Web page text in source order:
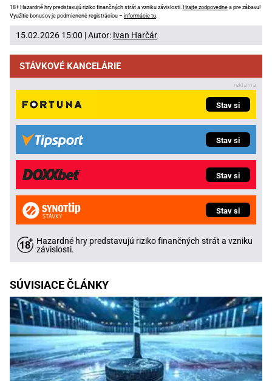
18+ Hazardné hry predstavujú riziko finančných strát a vzniku závislosti. Hrajte zodpovedne a pre zábavu!
Využitie bonusov je podmienené registráciou – informácie tu
15.02.2026 15:00 | Autor: Ivan Harčár
STÁVKOVÉ KANCELÁRIE
Stav si
Stav si
Stav si
Stav si
Hazardné hry predstavujú riziko finančných strát a vzniku
závislosti.
SÚVISIACE ČLÁNKY